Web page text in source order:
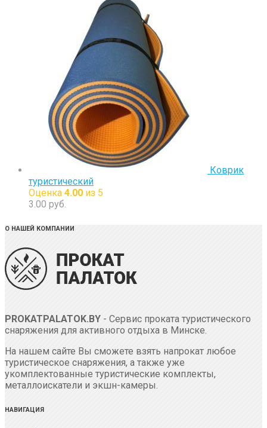
Коврик
туристический
Оценка 4.00 из 5
3.00 руб.
О НАШЕЙ КОМПАНИИ
PROKATPALATOK.BY - Сервис проката туристического
снаряжения для активного отдыха в Минске.
На нашем сайте Вы сможете взять напрокат любое
туристическое снаряжения, а также уже
укомплектованные туристические комплекты,
металлоискатели и экшн-камеры.
НАВИГАЦИЯ